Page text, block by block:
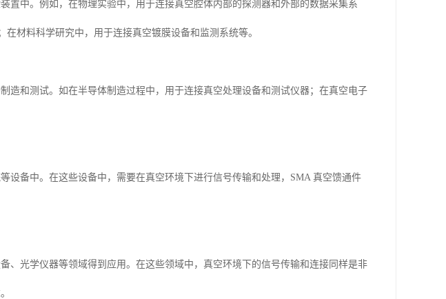
置中。例如，在物理实验中，用于连接真空腔体内部的探测器和外部的数据采集系
材料科学研究中，用于连接真空镀膜设备和监测系统等。
造和测试。如在半导体制造过程中，用于连接真空处理设备和测试仪器；在真空电子
设备中。在这些设备中，需要在真空环境下进行信号传输和处理，SMA 真空馈通件
、光学仪器等领域得到应用。在这些领域中，真空环境下的信号传输和连接同样是非